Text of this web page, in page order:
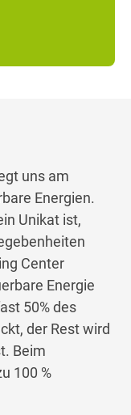
uns am
Energien.
Unikat ist,
Center
Energie
50% des
der Rest wird
Beim
100 %